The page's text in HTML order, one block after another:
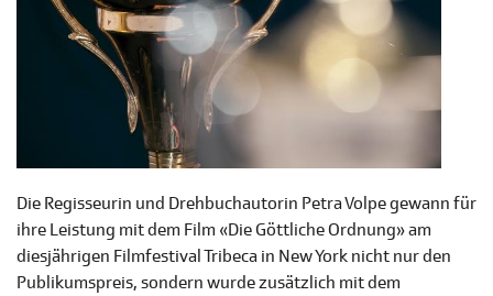
Die Regisseurin und Drehbuchautorin Petra Volpe gewann für
ihre Leistung mit dem Film «Die Göttliche Ordnung» am
diesjährigen Filmfestival Tribeca in New York nicht nur den
Publikumspreis, sondern wurde zusätzlich mit dem